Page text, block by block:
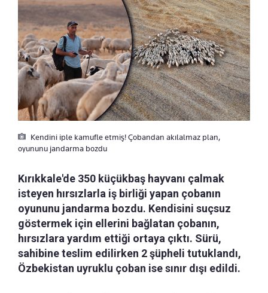
Kendini iple kamufle etmiş! Çobandan akılalmaz plan,
oyununu jandarma bozdu
Kırıkkale'de 350 küçükbaş hayvanı çalmak
isteyen hırsızlarla iş birliği yapan çobanın
oyununu jandarma bozdu. Kendisini suçsuz
göstermek için ellerini bağlatan çobanın,
hırsızlara yardım ettiği ortaya çıktı. Sürü,
sahibine teslim edilirken 2 şüpheli tutuklandı,
Özbekistan uyruklu çoban ise sınır dışı edildi.